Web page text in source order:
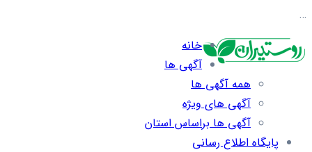
…
خانه
آگهی ها
همه آگهی ها
آگهی های ویژه
آگهی ها براساس استان
پایگاه اطلاع رسانی